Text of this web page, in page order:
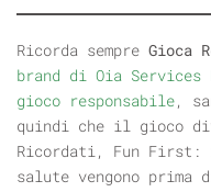
Ricorda sempre Gioca
brand di Oia Services
gioco responsabile,
quindi che il gioco
Ricordati, Fun
salute vengono